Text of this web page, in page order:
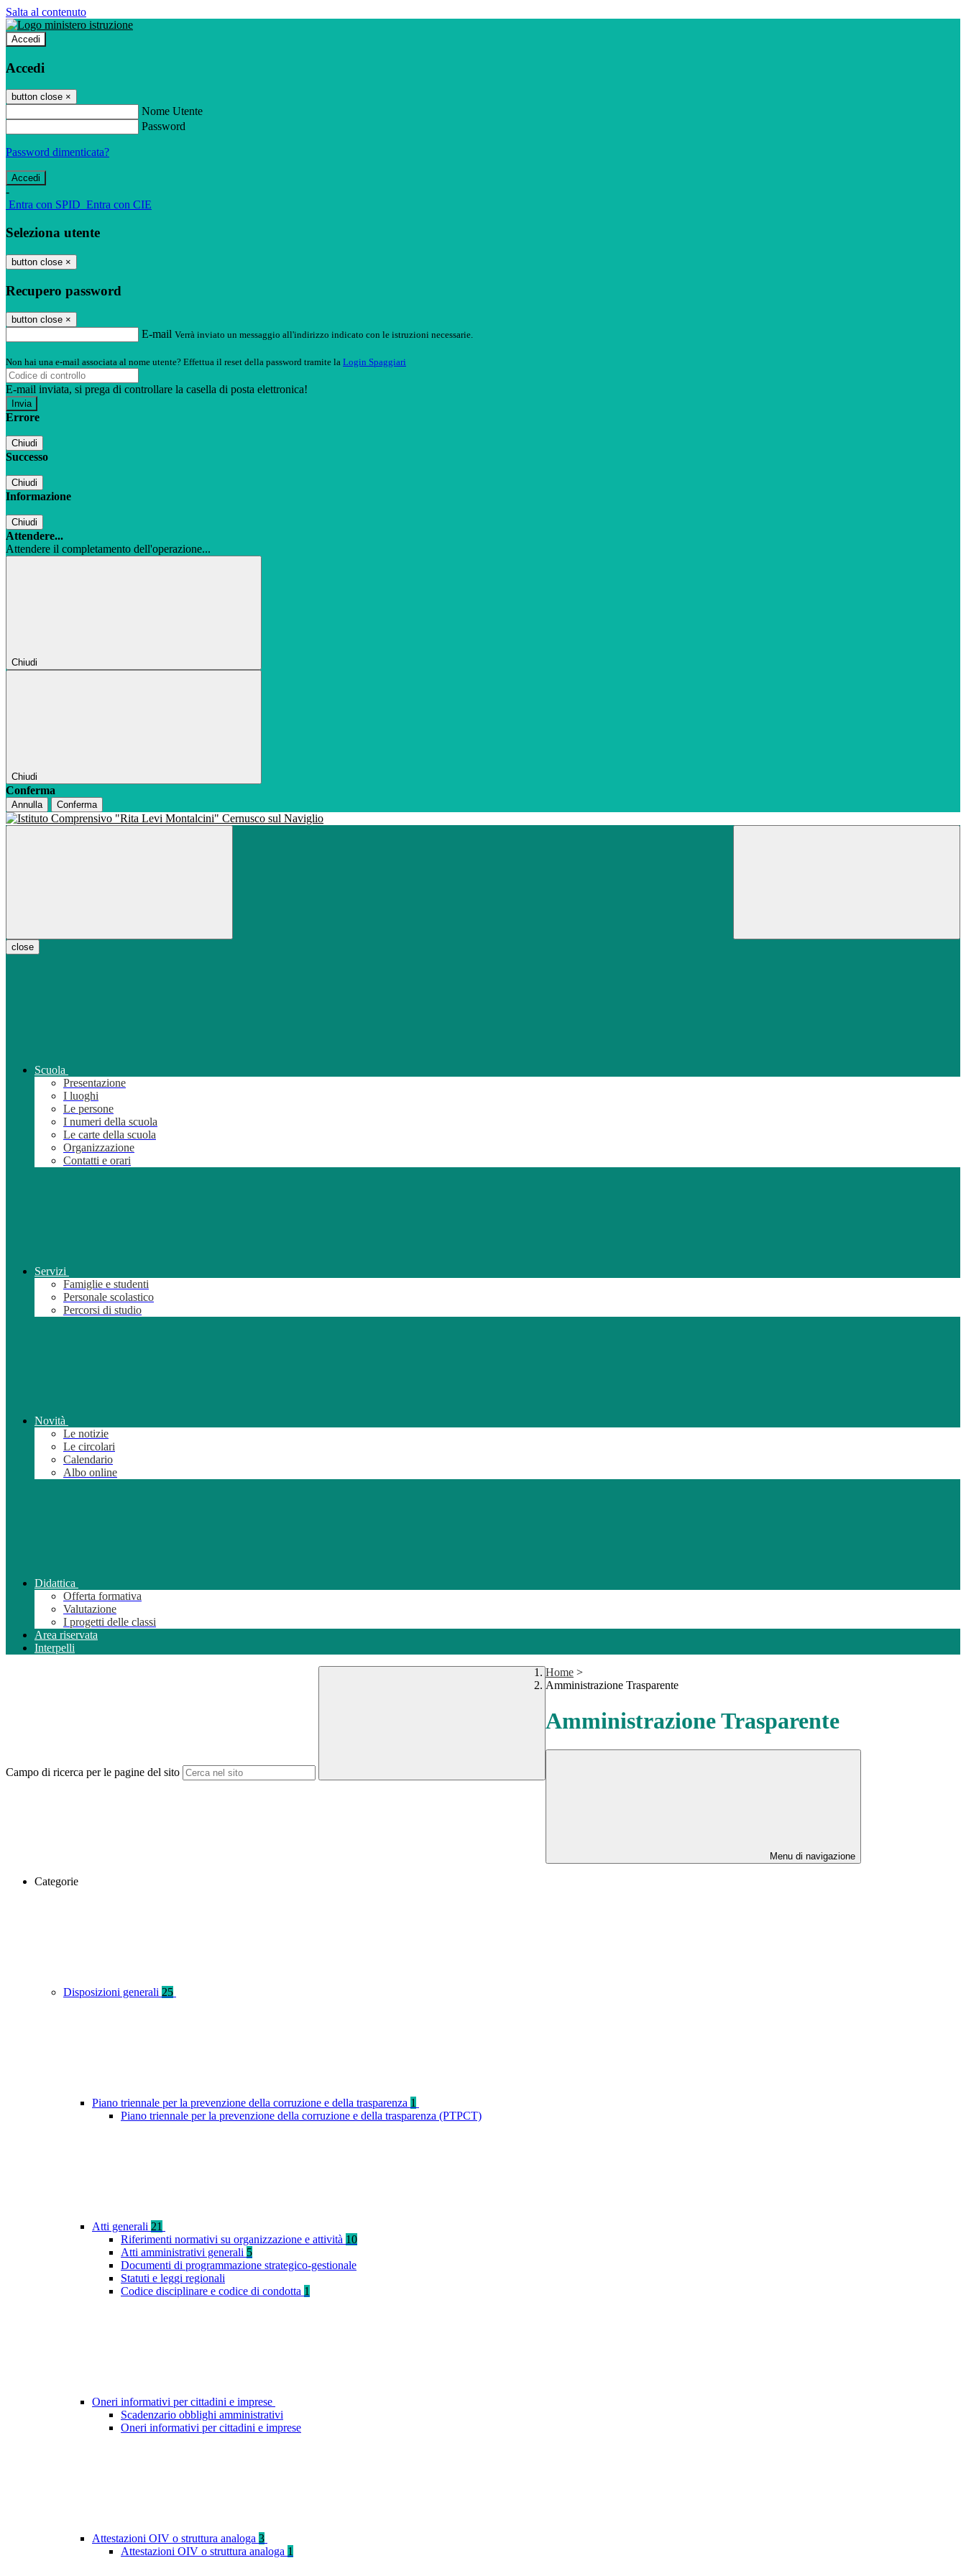
Salta al contenuto
Accedi
Accedi
button close ×
Nome Utente
Password
Password dimenticata?
-
Entra con SPID Entra con CIE
Seleziona utente
button close ×
Recupero password
button close ×
E-mail Verrà inviato un messaggio all'indirizzo indicato con le istruzioni necessarie.
Non hai una e-mail associata al nome utente? Effettua il reset della password tramite la Login Spaggiari
E-mail inviata, si prega di controllare la casella di posta elettronica!
Errore
Chiudi
Successo
Chiudi
Informazione
Chiudi
Attendere...
Attendere il completamento dell'operazione...
Chiudi
Chiudi
Conferma
Annulla Conferma
close
Scuola
Presentazione
I luoghi
Le persone
I numeri della scuola
Le carte della scuola
Organizzazione
Contatti e orari
Servizi
Famiglie e studenti
Personale scolastico
Percorsi di studio
Novità
Le notizie
Le circolari
Calendario
Albo online
Didattica
Offerta formativa
Valutazione
I progetti delle classi
Area riservata
Interpelli
Campo di ricerca per le pagine del sito
Home >
Amministrazione Trasparente
Amministrazione Trasparente
Menu di navigazione
Categorie
Disposizioni generali 25
Piano triennale per la prevenzione della corruzione e della trasparenza 1
Piano triennale per la prevenzione della corruzione e della trasparenza (PTPCT)
Atti generali 21
Riferimenti normativi su organizzazione e attività 10
Atti amministrativi generali 5
Documenti di programmazione strategico-gestionale
Statuti e leggi regionali
Codice disciplinare e codice di condotta 1
Oneri informativi per cittadini e imprese
Scadenzario obblighi amministrativi
Oneri informativi per cittadini e imprese
Attestazioni OIV o struttura analoga 3
Attestazioni OIV o struttura analoga 1